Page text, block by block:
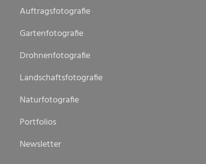
Auftragsfotografie
Gartenfotografie
Drohnenfotografie
Landschaftsfotografie
Naturfotografie
Portfolios
Newsletter